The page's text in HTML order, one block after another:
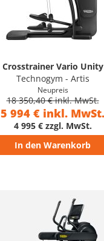
Crosstrainer Vario Unity
Technogym - Artis
Neupreis
18 350,40 € inkl. MwSt.
5 994 € inkl. MwSt.
4 995 € zzgl. MwSt.
In den Warenkorb